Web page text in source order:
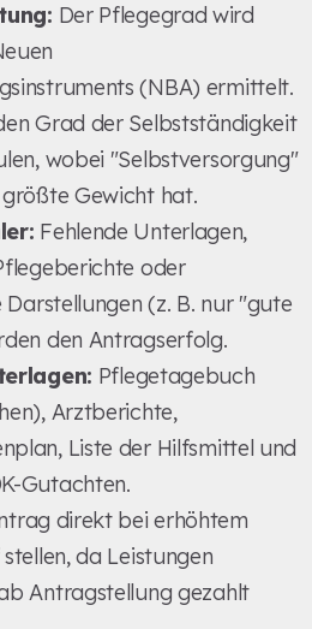
Der Pflegegrad wird
(NBA) ermittelt.
Grad der Selbstständigkeit
wobei "Selbstversorgung"
Gewicht hat.
Fehlende Unterlagen,
oder
Darstellungen (z. B. nur "gute
den Antragserfolg.
Pflegetagebuch
Arztberichte,
Liste der Hilfsmittel und
Gutachten.
direkt bei erhöhtem
da Leistungen
Antragstellung gezahlt